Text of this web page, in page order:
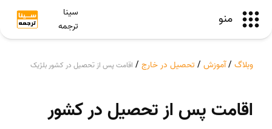
منو
سینا
ترجمه
وبلاگ /آموزش / تحصیل در خارج / اقامت پس از تحصیل در کشور بلژیک
اقامت پس از تحصیل در کشور